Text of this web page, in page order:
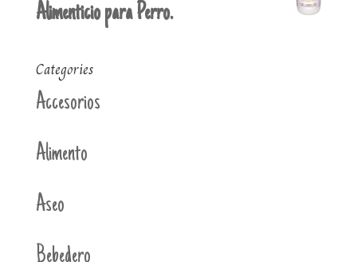
Alimenticio para Perro.
Categories
Accesorios
Alimento
Aseo